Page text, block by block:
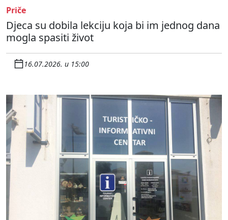
Priče
Djeca su dobila lekciju koja bi im jednog dana
mogla spasiti život
16.07.2026. u 15:00